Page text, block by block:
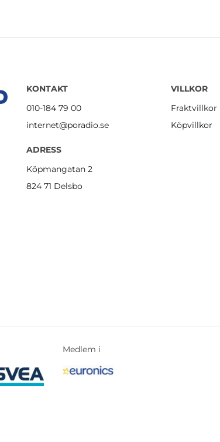
KONTAKT
010-184 79 00
internet@poradio.se
ADRESS
Köpmangatan 2
824 71 Delsbo
VILLKOR
Fraktvillkor
Köpvillkor
Medlem i